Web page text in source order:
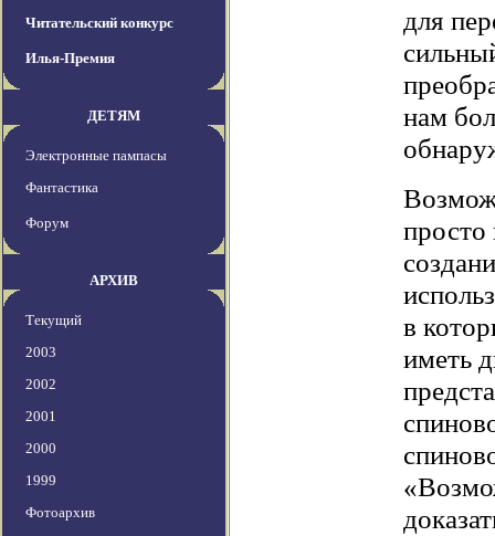
Читательский конкурс
Илья-Премия
ДЕТЯМ
Электронные пампасы
Фантастика
Форум
АРХИВ
Текущий
2003
2002
2001
2000
1999
Фотоархив
для
нам
просто
в
иметь